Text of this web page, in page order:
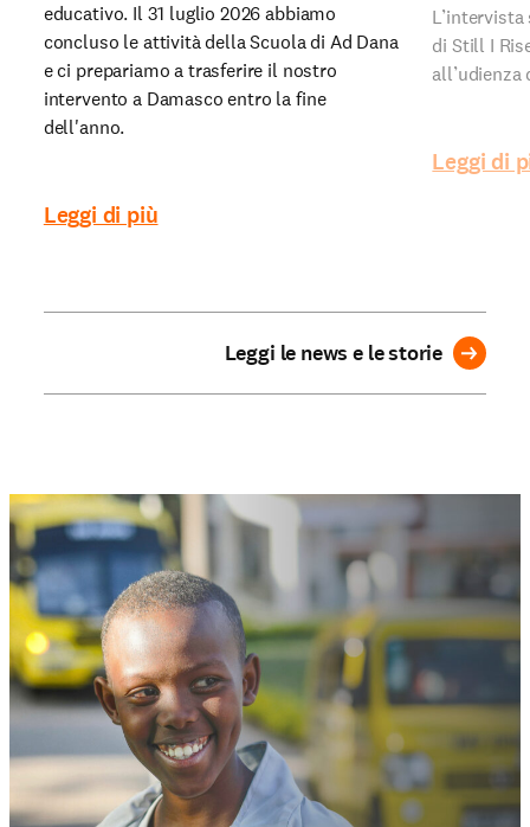
Leggi le news e le storie
educativo. Il 31 luglio 2026 abbiamo
concluso le attività della Scuola di Ad Dana
e ci prepariamo a trasferire il nostro
intervento a Damasco entro la fine
dell'anno.
Leggi di più
di Still I
all’udienza
Leggi di